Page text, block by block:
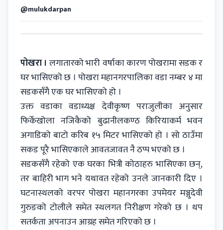
@mulukdarpan
पोखरा । लगातारको भारी वर्षाका कारण पोखरामा सडक र
घर भासिएको छ । पोखरा महानगरपालिका वडा नम्बर ४ मा
सडकसँगै एक घर भासिएको हो ।
उक्त वडाका वडाध्यक्ष देवीकृष्ण पराजुलीका अनुसार
फिर्केखोला नजिकैको बुढानीलकण्ठ किरियाकर्म भवन
अगाडिको बाटो करिब १५ मिटर भासिएको हो । सो ठाउँमा
सकड पूरै भासिएकाले आवतजावत नै ठप्प भएको छ ।
सडकसँगै रहेको एक घरका भित्री कोठाहरु भासिएका छन्,
तर बाहिरी भाग भने यथावत रहेको उनले जानकारी दिए ।
घटनास्थलको वरपर पोखरा महानगरका उपमेयर मञ्जुदेवी
गुरुङको टोलीले समेत स्थलगत निरीक्षण गरेको छ । थप
सतर्कता अपनाउन आग्रह समेत गरिएको छ ।